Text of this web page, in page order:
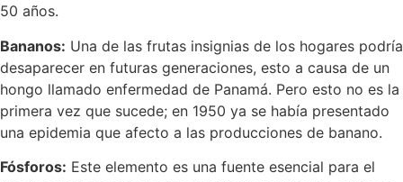
50 años.
Bananos: Una de las frutas insignias de los hogares podría
desaparecer en futuras generaciones, esto a causa de un
hongo llamado enfermedad de Panamá. Pero esto no es la
primera vez que sucede; en 1950 ya se había presentado
una epidemia que afecto a las producciones de banano.
Fósforos: Este elemento es una fuente esencial para el